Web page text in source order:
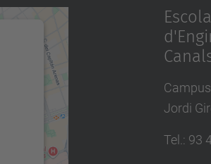
Jordi
Tel.: 93